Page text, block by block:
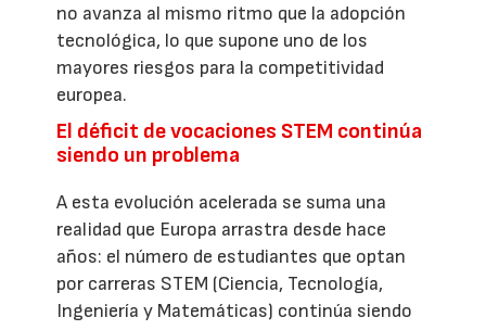
no avanza al mismo ritmo que la adopción
tecnológica, lo que supone uno de los
mayores riesgos para la competitividad
europea.
El déficit de vocaciones STEM continúa
siendo un problema
A esta evolución acelerada se suma una
realidad que Europa arrastra desde hace
años: el número de estudiantes que optan
por carreras STEM (Ciencia, Tecnología,
Ingeniería y Matemáticas) continúa siendo